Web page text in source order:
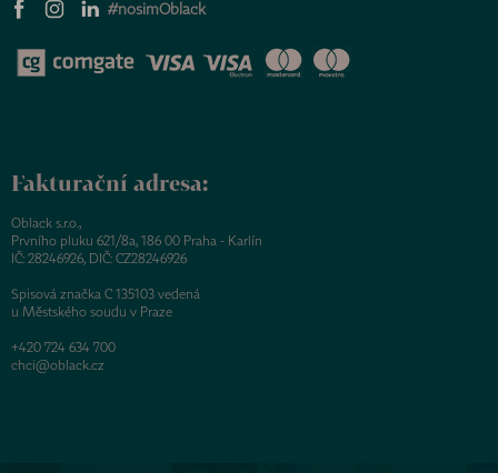
#nosimOblack
Fakturační adresa:
Oblack s.r.o.,
Prvního pluku 621/8a, 186 00 Praha - Karlín
IČ: 28246926, DIČ: CZ28246926
Spisová značka C 135103 vedená
u Městského soudu v Praze
+420 724 634 700
chci@oblack.cz